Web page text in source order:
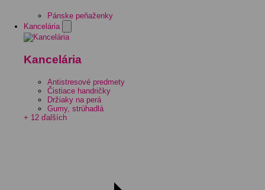
Pánske peňaženky
Kancelária
Kancelária
Antistresové predmety
Čistiace handričky
Držiaky na perá
Gumy, strúhadlá
+ 12 ďalších